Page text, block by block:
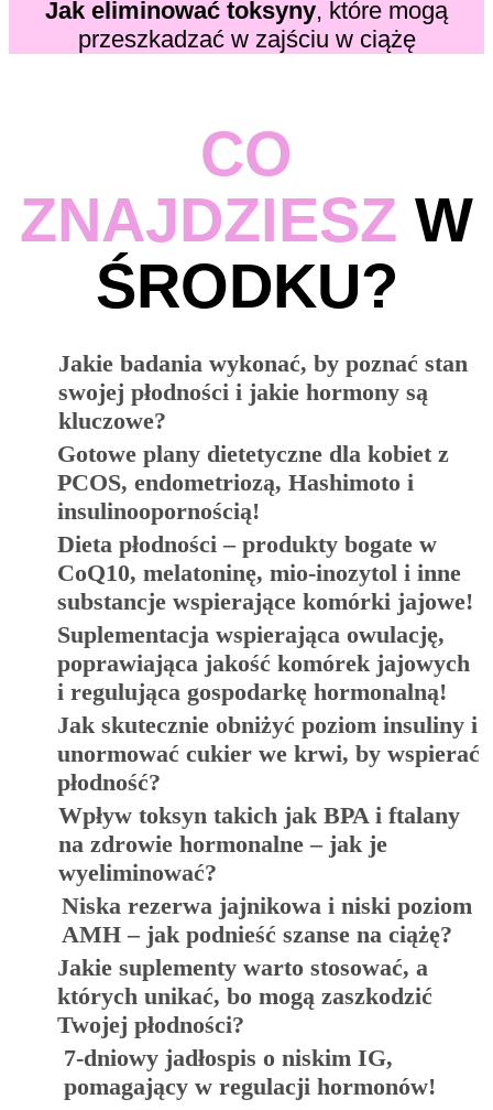
Jak eliminować toksyny, które mogą
przeszkadzać w zajściu w ciążę
CO
ZNAJDZIESZ W
ŚRODKU?​
Jakie badania wykonać, by poznać stan
swojej płodności i jakie hormony są
kluczowe?
Gotowe plany dietetyczne dla kobiet z
PCOS, endometriozą, Hashimoto i
insulinoopornością!
Dieta płodności – produkty bogate w
CoQ10, melatoninę, mio-inozytol i inne
substancje wspierające komórki jajowe!
Suplementacja wspierająca owulację,
poprawiająca jakość komórek jajowych
i regulująca gospodarkę hormonalną!
Jak skutecznie obniżyć poziom insuliny i
unormować cukier we krwi, by wspierać
płodność?
Wpływ toksyn takich jak BPA i ftalany
na zdrowie hormonalne – jak je
wyeliminować?
Niska rezerwa jajnikowa i niski poziom
AMH – jak podnieść szanse na ciążę?
Jakie suplementy warto stosować, a
których unikać, bo mogą zaszkodzić
Twojej płodności?
7-dniowy jadłospis o niskim IG,
pomagający w regulacji hormonów!